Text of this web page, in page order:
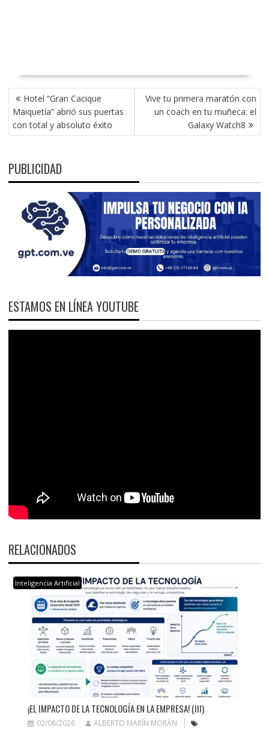
NAVEGACIÓN
DE
ENTRADAS
Hotel “Gran Cacique
Maiquetía” abrió sus puertas
con total y absoluto éxito
Vive tu primera maratón con
un coach en tu muñeca: el
Galaxy Watch8
PUBLICIDAD
ESTAMOS EN LÍNEA YOUTUBE
RELACIONADOS
Inteligencia Artificial
¡EL IMPACTO DE LA TECNOLOGÍA EN LA EMPRESA! (III)
02/08/2026 ALBERTO MARÍN MORÁN